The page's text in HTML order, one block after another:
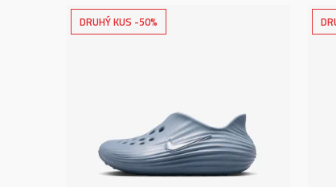
DRUHÝ KUS -50%